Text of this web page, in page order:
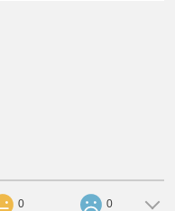
0 0